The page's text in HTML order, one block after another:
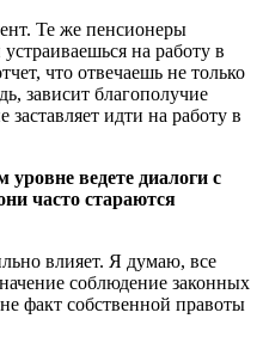
Те же пенсионеры
на работу в
что отвечаешь не только
зависит благополучие
идти на работу в
ведете диалоги с
часто стараются
влияет. Я думаю, все
соблюдение законных
факт собственной правоты